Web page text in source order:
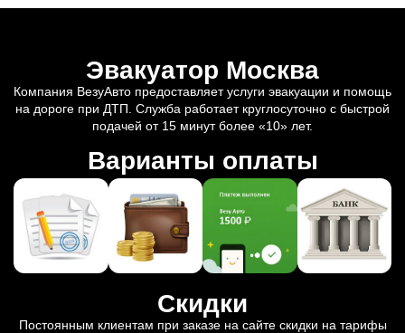
Эвакуатор Москва
Компания ВезуАвто предоставляет услуги эвакуации и помощь
на дороге при ДТП. Служба работает круглосуточно с быстрой
подачей от 15 минут более «10» лет.
Варианты оплаты
Скидки
Постоянным клиентам при заказе на сайте скидки на тарифы